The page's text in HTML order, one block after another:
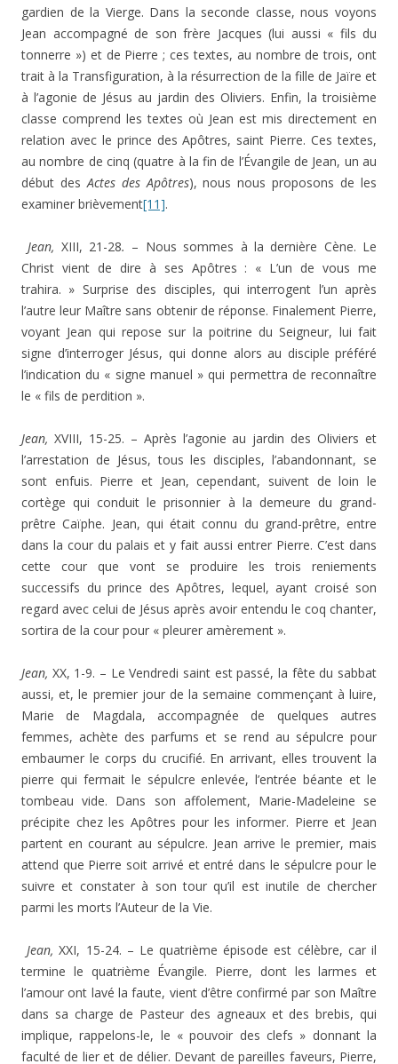
gardien de la Vierge. Dans la seconde classe, nous voyons
Jean accompagné de son frère Jacques (lui aussi « fils du
tonnerre ») et de Pierre ; ces textes, au nombre de trois, ont
trait à la Transfiguration, à la résurrection de la fille de Jaïre et
à l’agonie de Jésus au jardin des Oliviers. Enfin, la troisième
classe comprend les textes où Jean est mis directement en
relation avec le prince des Apôtres, saint Pierre. Ces textes,
au nombre de cinq (quatre à la fin de l’Évangile de Jean, un au
début desActes des Apôtres), nous nous proposons de les
examiner brièvement[11].
Jean, XIII, 21-28. – Nous sommes à la dernière Cène. Le
Christ vient de dire à ses Apôtres : « L’un de vous me
trahira. » Surprise des disciples, qui interrogent l’un après
l’autre leur Maître sans obtenir de réponse. Finalement Pierre,
voyant Jean qui repose sur la poitrine du Seigneur, lui fait
signe d’interroger Jésus, qui donne alors au disciple préféré
l’indication du « signe manuel » qui permettra de reconnaître
le « fils de perdition ».
Jean, XVIII, 15-25. – Après l’agonie au jardin des Oliviers et
l’arrestation de Jésus, tous les disciples, l’abandonnant, se
sont enfuis. Pierre et Jean, cependant, suivent de loin le
cortège qui conduit le prisonnier à la demeure du grand-
prêtre Caïphe. Jean, qui était connu du grand-prêtre, entre
dans la cour du palais et y fait aussi entrer Pierre. C’est dans
cette cour que vont se produire les trois reniements
successifs du prince des Apôtres, lequel, ayant croisé son
regard avec celui de Jésus après avoir entendu le coq chanter,
sortira de la cour pour « pleurer amèrement ».
Jean, XX, 1-9. – Le Vendredi saint est passé, la fête du sabbat
aussi, et, le premier jour de la semaine commençant à luire,
Marie de Magdala, accompagnée de quelques autres
femmes, achète des parfums et se rend au sépulcre pour
embaumer le corps du crucifié. En arrivant, elles trouvent la
pierre qui fermait le sépulcre enlevée, l’entrée béante et le
tombeau vide. Dans son affolement, Marie-Madeleine se
précipite chez les Apôtres pour les informer. Pierre et Jean
partent en courant au sépulcre. Jean arrive le premier, mais
attend que Pierre soit arrivé et entré dans le sépulcre pour le
suivre et constater à son tour qu’il est inutile de chercher
parmi les morts l’Auteur de la Vie.
Jean,XXI, 15-24. – Le quatrième épisode est célèbre, car il
termine le quatrième Évangile. Pierre, dont les larmes et
l’amour ont lavé la faute, vient d’être confirmé par son Maître
dans sa charge de Pasteur des agneaux et des brebis, qui
implique, rappelons-le, le « pouvoir des clefs » donnant la
faculté de lier et de délier. Devant de pareilles faveurs, Pierre,